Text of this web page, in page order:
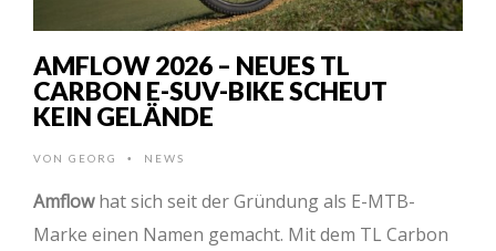
AMFLOW 2026 – NEUES TL
CARBON E-SUV-BIKE SCHEUT
KEIN GELÄNDE
VON GEORG • NEWS
Amflowhat sich seit der Gründung als E-MTB-
Marke einen Namen gemacht. Mit dem TL Carbon